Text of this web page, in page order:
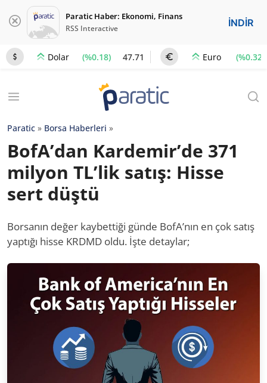
Paratic Haber: Ekonomi, Finans
RSS Interactive İNDİR
Dolar (%0.18) 47.71 Euro (%0.32)
Paratic » Borsa Haberleri »
BofA’dan Kardemir’de 371
milyon TL’lik satış: Hisse
sert düştü
Borsanın değer kaybettiği günde BofA’nın en çok satış
yaptığı hisse KRDMD oldu. İşte detaylar;